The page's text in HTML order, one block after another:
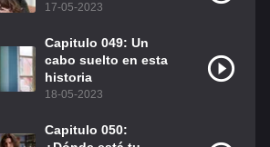
17-05-2023
Capitulo 049: Un
cabo suelto en esta
historia
18-05-2023
Capitulo 050: